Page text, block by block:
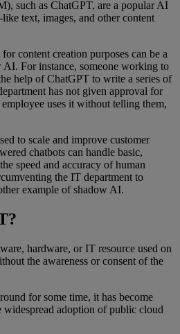
such as ChatGPT, are a popular AI
text, images, and other content
content creation purposes can be a
For instance, someone working to
help of ChatGPT to write a series of
has not given approval for
uses it without telling them,
to scale and improve customer
chatbots can handle basic,
speed and accuracy of human
the IT department to
example of shadow AI.
hardware, or IT resource used on
the awareness or consent of the
for some time, it has become
adoption of public cloud